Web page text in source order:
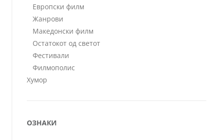
Европски филм
Жанрови
Македонски филм
Остатокот од светот
Фестивали
Филмополис
Хумор
ОЗНАКИ